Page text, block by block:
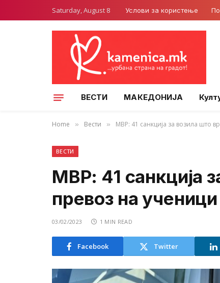
Saturday, August 8 Услови за користење
ВЕСТИ МАКЕДОНИЈА
Home » Вести » МВР: 41 санкција за возила што
ВЕСТИ
МВР: 41 санкција
превоз на ученици
03/02/2023 1 MIN READ
Facebook Twitter